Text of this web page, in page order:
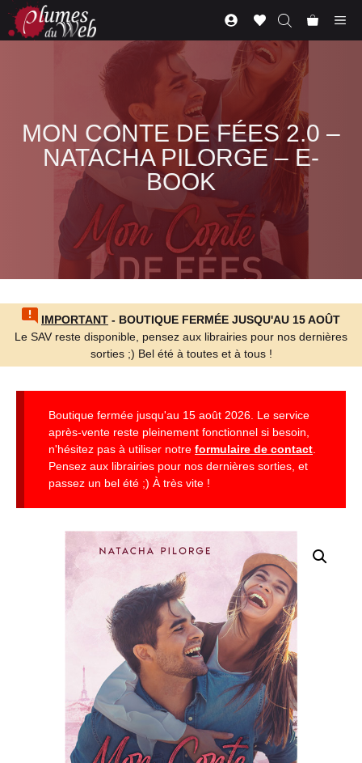
Aller
contenu
MON CONTE DE FÉES 2.0 –
NATACHA PILORGE – E-
BOOK
IMPORTANT - BOUTIQUE FERMÉE JUSQU'AU 15 AOÛT
Le SAV reste disponible, pensez aux librairies pour nos dernières
sorties ;) Bel été à toutes et à tous !
Boutique fermée jusqu'au 15 août 2026. Le service
après-vente reste pleinement fonctionnel si besoin,
n'hésitez pas à utiliser notre formulaire de contact
Pensez aux librairies pour nos dernières sorties, et
passez un bel été ;) À très vite !